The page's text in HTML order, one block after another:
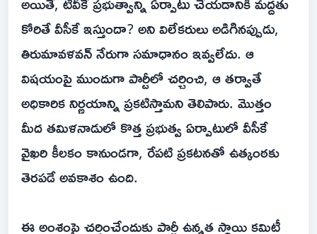
కోరితే వీసీకే ఇస్తుందా? అని విలేకరులు అడిగినప్పుడు,
తిరుమావళవన్ నేరుగా సమాధానం ఇవ్వలేదు. ఆ
విషయంపై ముందుగా పార్టీలో చర్చించి, ఆ తర్వాతే
అధికారిక నిర్ణయాన్ని ప్రకటిస్తామని తెలిపారు. మొత్తం
మీద తమిళనాడులో కొత్త ప్రభుత్వ ఏర్పాటులో వీసీకే
వైఖరి కీలకం కానుండగా, రేప‌టి ప్రకటనతో ఉత్కంఠకు
తెరపడే అవకాశం ఉంది.
ఈ అంశంపై చర్చించేందుకు పార్టీ ఉన్నత స్థాయి కమిటీ